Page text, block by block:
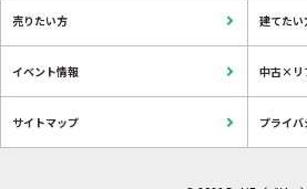
売りたい方 建てたい
イベント情報 中古×リ
サイトマップ プライバ